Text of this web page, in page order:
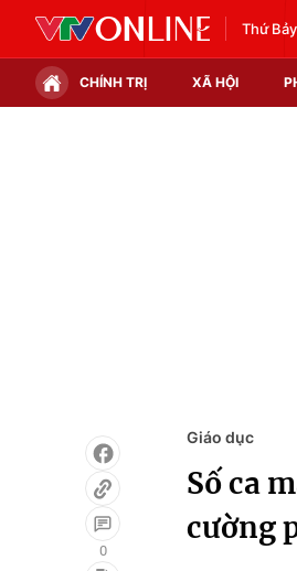
Thứ
CHÍNH TRỊ XÃ HỘI
0
Giáo dục
Số ca
cường